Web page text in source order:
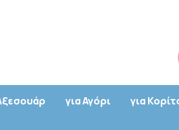
για Αγόρι για